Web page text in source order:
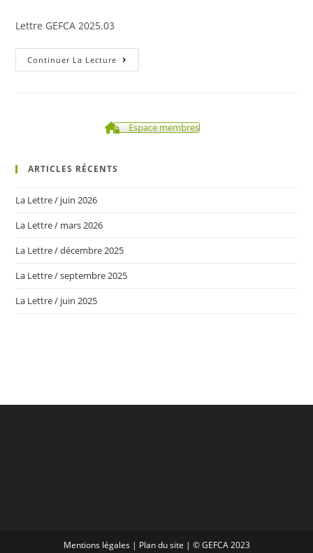
Lettre GEFCA 2025.03
Continuer La Lecture La
Lettre
Espace membres
ARTICLES RÉCENTS
La Lettre / juin 2026
La Lettre / mars 2026
La Lettre / décembre 2025
La Lettre / septembre 2025
La Lettre / juin 2025
Mentions légales| Plan du site | © GEFCA 2023